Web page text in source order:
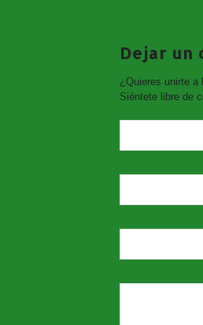
Dejar un
¿Quieres unirte a
Siéntete libre de